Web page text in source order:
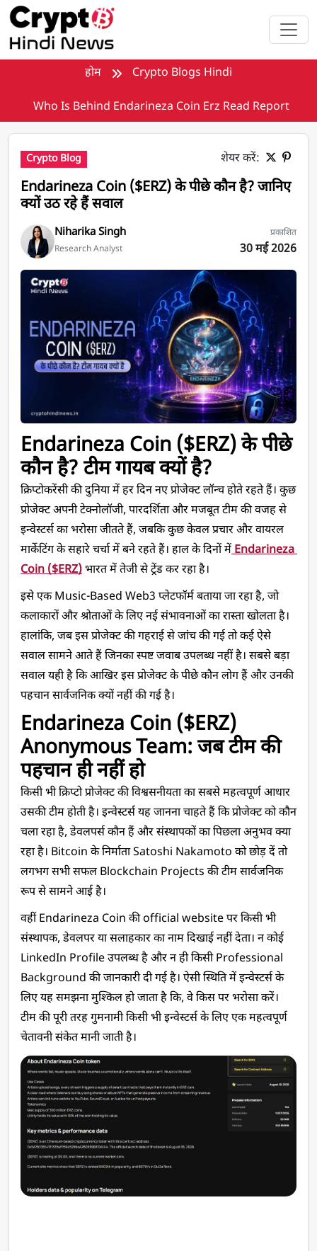
मुख्य सामग्री पर जाएँ
होम Crypto Blogs Hindi
Who Is Behind Endarineza Coin Erz Read Report
Crypto Blog शेयर करें:
Endarineza Coin ($ERZ) के पीछे कौन है? जानिए
क्यों उठ रहे हैं सवाल
Niharika Singh
Research Analyst
प्रकाशित
30 मई 2026
Endarineza Coin ($ERZ)
Endarineza Coin ($ERZ) के पीछे
कौन है? टीम गायब क्यों है?
क्रिप्टोकरेंसी की दुनिया में हर दिन नए प्रोजेक्ट लॉन्च होते रहते हैं। कुछ
प्रोजेक्ट अपनी टेक्नोलॉजी, पारदर्शिता और मजबूत टीम की वजह से
इन्वेस्टर्स का भरोसा जीतते हैं, जबकि कुछ केवल प्रचार और वायरल
मार्केटिंग के सहारे चर्चा में बने रहते हैं। हाल के दिनों में Endarineza
Coin ($ERZ) भारत में तेजी से ट्रेंड कर रहा है।
इसे एक Music-Based Web3 प्लेटफॉर्म बताया जा रहा है, जो
कलाकारों और श्रोताओं के लिए नई संभावनाओं का रास्ता खोलता है।
हालांकि, जब इस प्रोजेक्ट की गहराई से जांच की गई तो कई ऐसे
सवाल सामने आते हैं जिनका स्पष्ट जवाब उपलब्ध नहीं है। सबसे बड़ा
सवाल यही है कि आखिर इस प्रोजेक्ट के पीछे कौन लोग हैं और उनकी
पहचान सार्वजनिक क्यों नहीं की गई है।
Endarineza Coin ($ERZ)
Anonymous Team: जब टीम की
पहचान ही नहीं हो
किसी भी क्रिप्टो प्रोजेक्ट की विश्वसनीयता का सबसे महत्वपूर्ण आधार
उसकी टीम होती है। इन्वेस्टर्स यह जानना चाहते हैं कि प्रोजेक्ट को कौन
चला रहा है, डेवलपर्स कौन हैं और संस्थापकों का पिछला अनुभव क्या
रहा है। Bitcoin के निर्माता Satoshi Nakamoto को छोड़ दें तो
लगभग सभी सफल Blockchain Projects की टीम सार्वजनिक
रूप से सामने आई है।
वहीं Endarineza Coin की official website पर किसी भी
संस्थापक, डेवलपर या सलाहकार का नाम दिखाई नहीं देता। न कोई
LinkedIn Profile उपलब्ध है और न ही किसी Professional
Background की जानकारी दी गई है। ऐसी स्थिति में इन्वेस्टर्स के
लिए यह समझना मुश्किल हो जाता है कि, वे किस पर भरोसा करें।
टीम की पूरी तरह गुमनामी किसी भी इन्वेस्टर्स के लिए एक महत्वपूर्ण
चेतावनी संकेत मानी जाती है।